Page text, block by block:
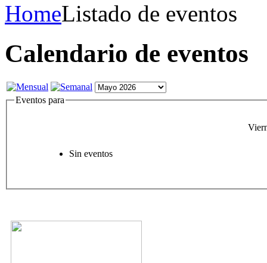
HomeListado de eventos
Calendario de eventos
Eventos para
Sin eventos